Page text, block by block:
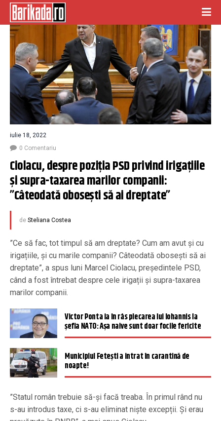
iulie 18, 2022
0 Comentariu
Ciolacu, despre poziția PSD privind irigațiile
și supra-taxarea marilor companii:
”Câteodată obosești să ai dreptate”
de Steliana Costea
”Ce să fac, tot timpul să am dreptate? Cum am avut și cu
irigațiile, și cu marile companii? Câteodată obosești să ai
dreptate”, a spus luni Marcel Ciolacu, președintele PSD,
când a fost întrebat despre cele irigații și supra-taxarea
marilor companii.
Victor Ponta ia în râs plecarea lui Iohannis la
șefia NATO: Așa naive sunt doar focile fericite
Municipiul Fetești a intrat în carantină de
noapte!
”Statul român trebuie să-și facă treaba. În primul rând nu
s-au introdus taxe, ci s-au eliminat niște excepții. Și erau